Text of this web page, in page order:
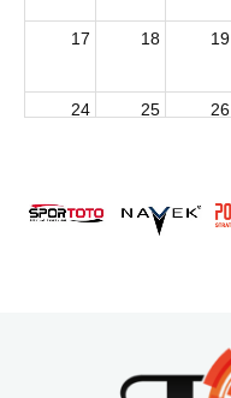
17 18 19
24 25 26